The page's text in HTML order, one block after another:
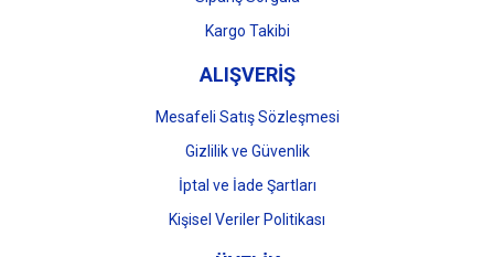
Kargo Takibi
ALIŞVERİŞ
Mesafeli Satış Sözleşmesi
Gizlilik ve Güvenlik
İptal ve İade Şartları
Kişisel Veriler Politikası